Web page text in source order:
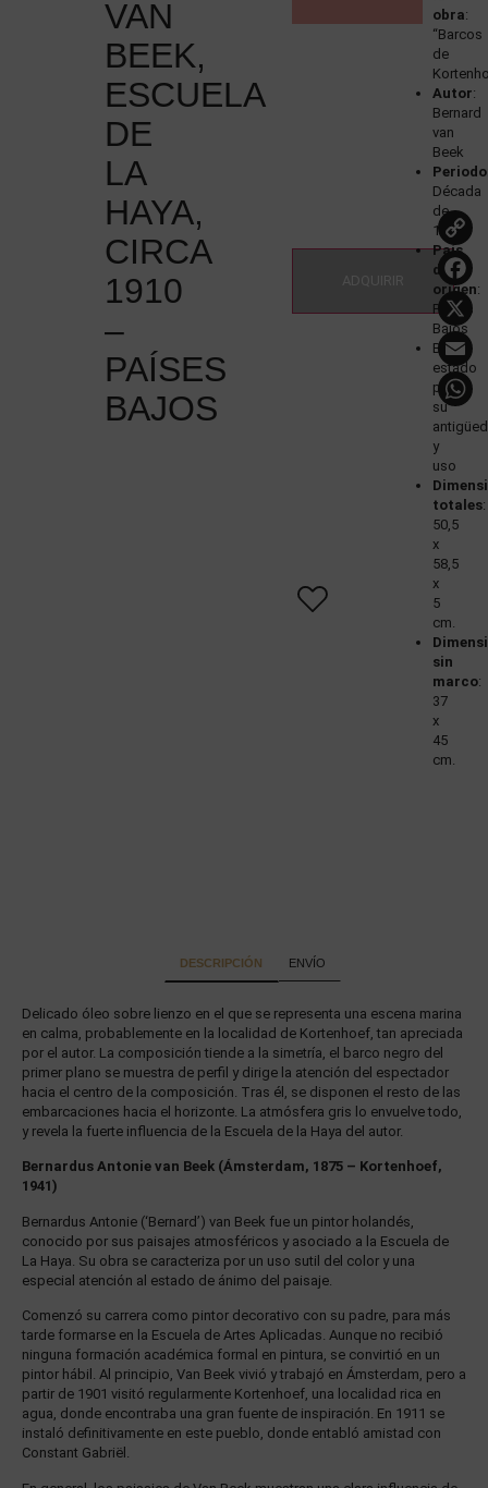
VAN
BEEK,
ESCUELA
DE
LA
HAYA,
CIRCA
1910
–
PAÍSES
BAJOS
obra:
“Barcos
de
Autor:
Bernard
van
Beek
Periodo
Década
de
1910
País
de
origen:
Países
Bajos
Buen
estado
para
su
y
uso
totales:
50,5
x
58,5
x
5
cm.
sin
marco:
37
x
45
cm.
DESCRIPCIÓN ENVÍO
Delicado óleo sobre lienzo en el que se representa una escena marina
en calma, probablemente en la localidad de Kortenhoef, tan apreciada
por el autor. La composición tiende a la simetría, el barco negro del
primer plano se muestra de perfil y dirige la atención del espectador
hacia el centro de la composición. Tras él, se disponen el resto de las
embarcaciones hacia el horizonte. La atmósfera gris lo envuelve todo,
y revela la fuerte influencia de la Escuela de la Haya del autor.
Bernardus Antonie van Beek (Ámsterdam, 1875 – Kortenhoef,
1941)
Bernardus Antonie (‘Bernard’) van Beek fue un pintor holandés,
conocido por sus paisajes atmosféricos y asociado a la Escuela de
La Haya. Su obra se caracteriza por un uso sutil del color y una
especial atención al estado de ánimo del paisaje.
Comenzó su carrera como pintor decorativo con su padre, para más
tarde formarse en la Escuela de Artes Aplicadas. Aunque no recibió
ninguna formación académica formal en pintura, se convirtió en un
pintor hábil. Al principio, Van Beek vivió y trabajó en Ámsterdam, pero a
partir de 1901 visitó regularmente Kortenhoef, una localidad rica en
agua, donde encontraba una gran fuente de inspiración. En 1911 se
instaló definitivamente en este pueblo, donde entabló amistad con
Constant Gabriël.